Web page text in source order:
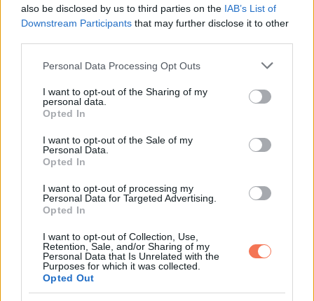
also be disclosed by us to third parties on the IAB’s List of
Downstream Participants that may further disclose it to other
Please note that this website/app uses one or more Google
not limited to your visit or usage behaviour. You may click to
grant or deny consent to Google and its third-party tags to
use your data for below specified purposes in below Google
consent section.
Personal Data Processing Opt Outs
I want to opt-out of the Sharing of my
personal data.
Opted In
I want to opt-out of the Sale of my
Personal Data.
Opted In
I want to opt-out of processing my
Personal Data for Targeted Advertising.
Opted In
I want to opt-out of Collection, Use,
Retention, Sale, and/or Sharing of my
Personal Data that Is Unrelated with the
Purposes for which it was collected.
Opted Out
A mexikói kultúrában, különösen a Día de los Muertos idején,
A családok oltárokat építenek fotókkal, gyertyákkal,
virágokkal és az elhunyt kedvenc ételeivel. Bár nem
mindenki tartja otthon a hamvakat, a halottakkal való látható
Az elhunytakat gyakran a család tovább élő tagjainak tekintik,
nem lezárt búcsú, hanem folytatódó kapcsolat.
Őslakos és spirituális
nézetek
A világ sok őslakos kultúrájában egyedi elképzelések élnek